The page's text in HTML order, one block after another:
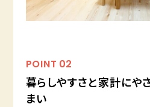
POINT 02
暮らしやすさと家計にや
まい